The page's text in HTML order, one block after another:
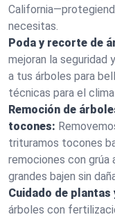
necesitas.
Poda y recorte de
mejoran la seguridad
a tus árboles para
técnicas para el
Remoción de
tocones:
trituramos tocones
remociones con grúa
grandes bajen sin
Cuidado de
árboles con